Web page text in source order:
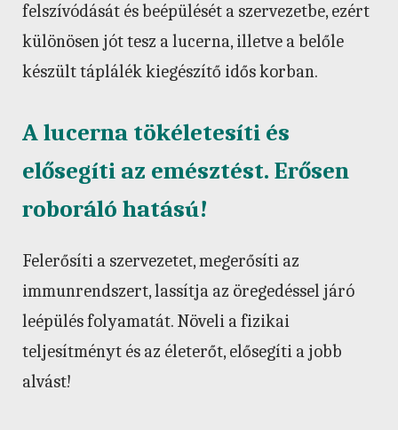
felszívódását és beépülését a szervezetbe, ezért
különösen jót tesz a lucerna, illetve a belőle
készült táplálék kiegészítő idős korban.
A lucerna tökéletesíti és
elősegíti az emésztést. Erősen
roboráló hatású!
Felerősíti a szervezetet, megerősíti az
immunrendszert, lassítja az öregedéssel járó
leépülés folyamatát. Növeli a fizikai
teljesítményt és az életerőt, elősegíti a jobb
alvást!